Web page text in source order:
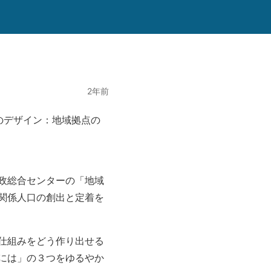
2年前
ザイン：地域拠点の
総合センターの「地域
係人口の創出と定着を
組みをどう作り出せる
は」の３つをゆるやか